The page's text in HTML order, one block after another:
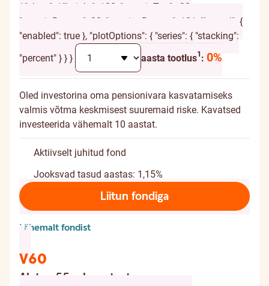
{ "chart": { "height": 120, "marginTop": -20,
"marginBottom": 20, "spacingBottom": 10 }, "legend": {
"enabled": true }, "plotOptions": { "series": { "stacking":
"percent" } } }
aasta tootlus1
Täiendav selgitus
: 0%
Oled investorina oma pensionivara kasvatamiseks
valmis võtma keskmisest suuremaid riske. Kavatsed
investeerida vähemalt 10 aastat.
Aktiivselt juhitud fond
Jooksvad tasud aastas: 1,15%
Liitun fondiga
Lähemalt fondist
V60
Alates 55. eluaastast